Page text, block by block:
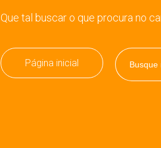
Que tal buscar o que procura no
Página inicial